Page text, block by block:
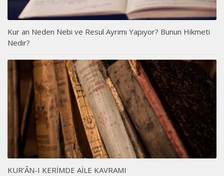
Kur an Neden Nebi ve Resul Ayrımı Yapıyor? Bunun Hikmeti
Nedir?
KUR’ÂN-I KERİMDE AİLE KAVRAMI